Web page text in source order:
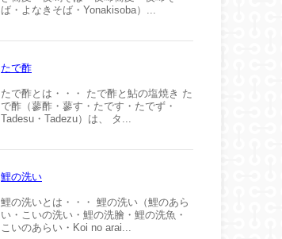
ば・よなきそば・Yonakisoba）...
たで酢
たで酢とは・・・ たで酢と鮎の塩焼き た
で酢（蓼酢・蓼す・たです・たでず・
Tadesu・Tadezu）は、 タ...
鯉の洗い
鯉の洗いとは・・・ 鯉の洗い（鯉のあら
い・こいの洗い・鯉の洗膾・鯉の洗魚・
こいのあらい・Koi no arai...